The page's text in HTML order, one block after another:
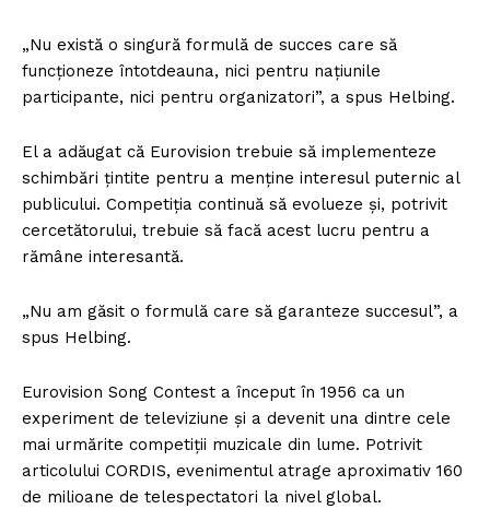
„Nu există o singură formulă de succes care să
funcționeze întotdeauna, nici pentru națiunile
participante, nici pentru organizatori”, a spus Helbing.
El a adăugat că Eurovision trebuie să implementeze
schimbări țintite pentru a menține interesul puternic al
publicului. Competiția continuă să evolueze și, potrivit
cercetătorului, trebuie să facă acest lucru pentru a
rămâne interesantă.
„Nu am găsit o formulă care să garanteze succesul”, a
spus Helbing.
Eurovision Song Contest a început în 1956 ca un
experiment de televiziune și a devenit una dintre cele
mai urmărite competiții muzicale din lume. Potrivit
articolului CORDIS, evenimentul atrage aproximativ 160
de milioane de telespectatori la nivel global.